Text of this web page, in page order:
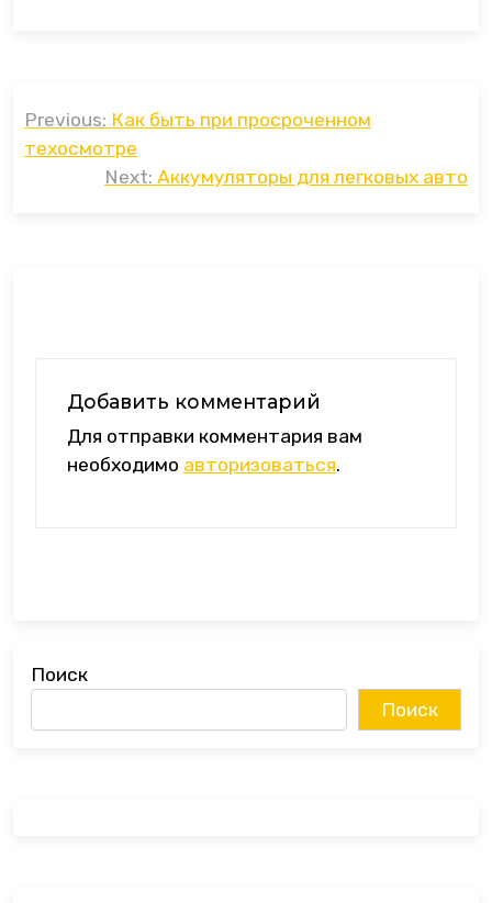
по
записям
Previous: Как быть при просроченном
техосмотре
Next: Аккумуляторы для легковых авто
Добавить комментарий
Для отправки комментария вам
необходимо авторизоваться.
Поиск
Поиск